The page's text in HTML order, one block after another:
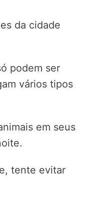
da cidade
podem ser
vários tipos
em seus
tente evitar